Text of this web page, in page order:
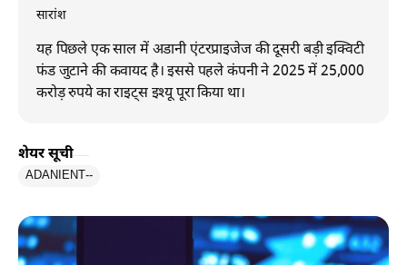
सारांश
यह पिछले एक साल में अडानी एंटरप्राइजेज की दूसरी बड़ी इक्विटी
फंड जुटाने की कवायद है। इससे पहले कंपनी ने 2025 में 25,000
करोड़ रुपये का राइट्स इश्यू पूरा किया था।
शेयर सूची
ADANIENT--